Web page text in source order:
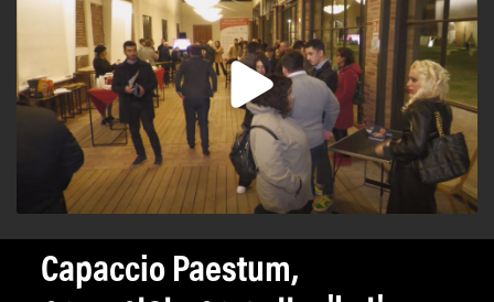
Capaccio Paestum,